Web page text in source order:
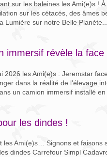
sur les baleines les Ami(e)s !
sur les cétacés, des âmes
Lumière sur notre Belle Planète....
immersif révèle la
2026 les Ami(e)s : Jeremstar
dans la réalité de l’élevage
un camion immersif installé en
les dindes !
les Ami(e)s… Signons et faisons
dindes Carrefour Simpl